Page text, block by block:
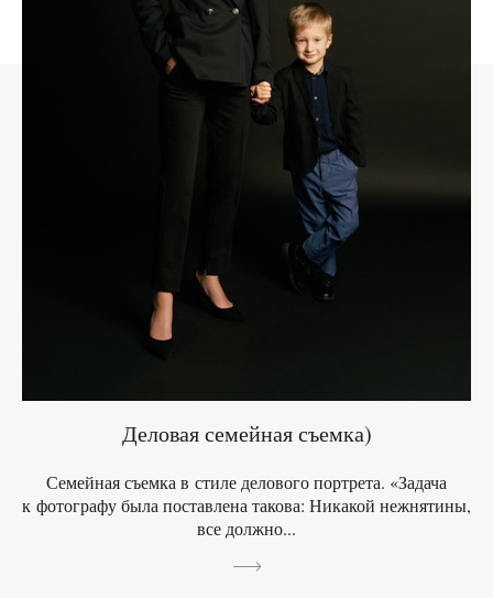
Деловая семейная съемка)
Семейная съемка в стиле делового портрета. «Задача
к фотографу была поставлена такова: Никакой нежнятины,
все должно...